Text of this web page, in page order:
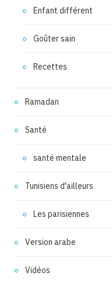
Enfant différent
Goûter sain
Recettes
Ramadan
Santé
santé mentale
Tunisiens d'ailleurs
Les parisiennes
Version arabe
Vidéos